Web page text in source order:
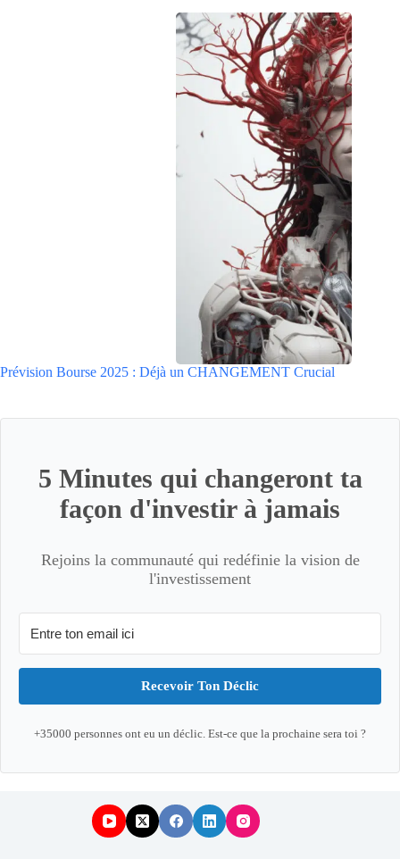
Prévision Bourse 2025 : Déjà un CHANGEMENT Crucial
5 Minutes qui changeront ta
façon d'investir à jamais
Rejoins la communauté qui redéfinie la vision de
l'investissement
Recevoir Ton Déclic
+35000 personnes ont eu un déclic. Est-ce que la prochaine sera toi ?